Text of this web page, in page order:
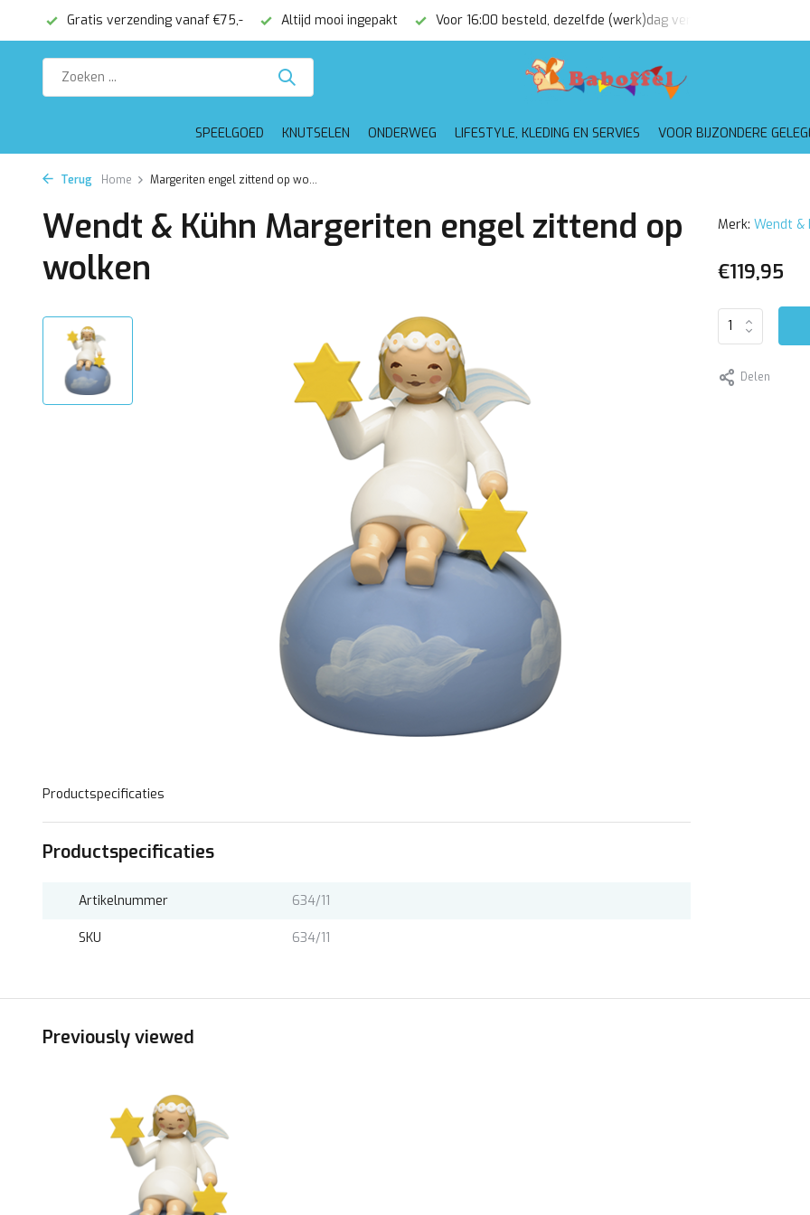
Gratis verzending vanaf €75,- Altijd mooi ingepakt Voor 16:00 besteld, dezelfde (werk)dag verzonden
SPEELGOED KNUTSELEN ONDERWEG LIFESTYLE, KLEDING EN SERVIES VOOR BIJZONDERE
Terug Home Margeriten engel zittend op wo...
Wendt & Kühn Margeriten engel zittend op
wolken
Productspecificaties
Productspecificaties
Artikelnummer 634/11
SKU 634/11
Merk: Wendt &
€119,95
Delen
Previously viewed